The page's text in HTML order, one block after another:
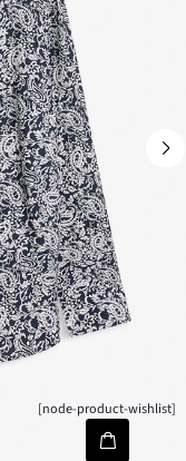
[node-product-wishlist]